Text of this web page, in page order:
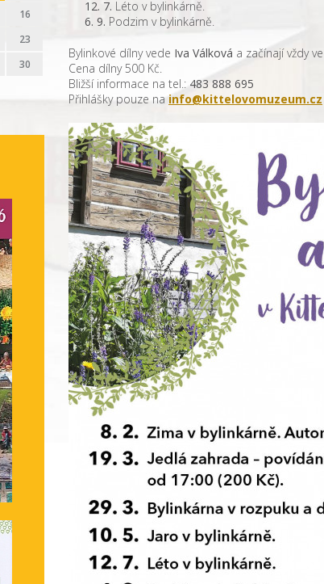
12. 7. Léto v bylinkárně.
6. 9. Podzim v bylinkárně.
Bylinkové dílny vede Iva Válková a začínají vždy
Cena dílny 500 Kč.
Bližší informace na tel.: 483 888 695
Přihlášky pouze na info@kittelovomuzeum.cz
16
23
30